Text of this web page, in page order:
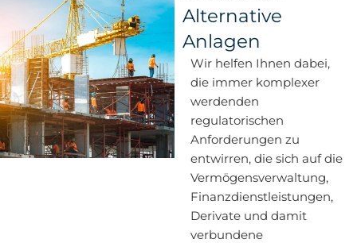
Alternative
Anlagen
Wir helfen Ihnen dabei,
die immer komplexer
werdenden
regulatorischen
Anforderungen zu
entwirren, die sich auf die
Vermögensverwaltung,
Finanzdienstleistungen,
Derivate und damit
verbundene